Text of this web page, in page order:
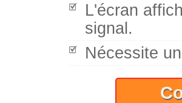
L'écran
signal.
Nécessite